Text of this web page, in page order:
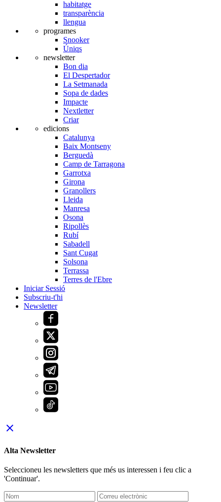
habitatge
transparència
llengua
programes
Snooker
Úniqs
newsletter
Bon dia
El Despertador
La Setmanada
Sopa de dades
Impacte
Nextletter
Criar
edicions
Catalunya
Baix Montseny
Berguedà
Camp de Tarragona
Garrotxa
Girona
Granollers
Lleida
Manresa
Osona
Ripollès
Rubí
Sabadell
Sant Cugat
Solsona
Terrassa
Terres de l'Ebre
Iniciar Sessió
Subscriu-t'hi
Newsletter
close
Alta Newsletter
Seleccioneu les newsletters que més us interessen i feu clic a
'Continuar'.